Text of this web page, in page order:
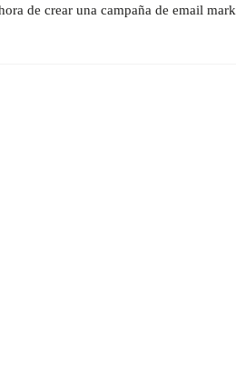
de crear una campaña de email